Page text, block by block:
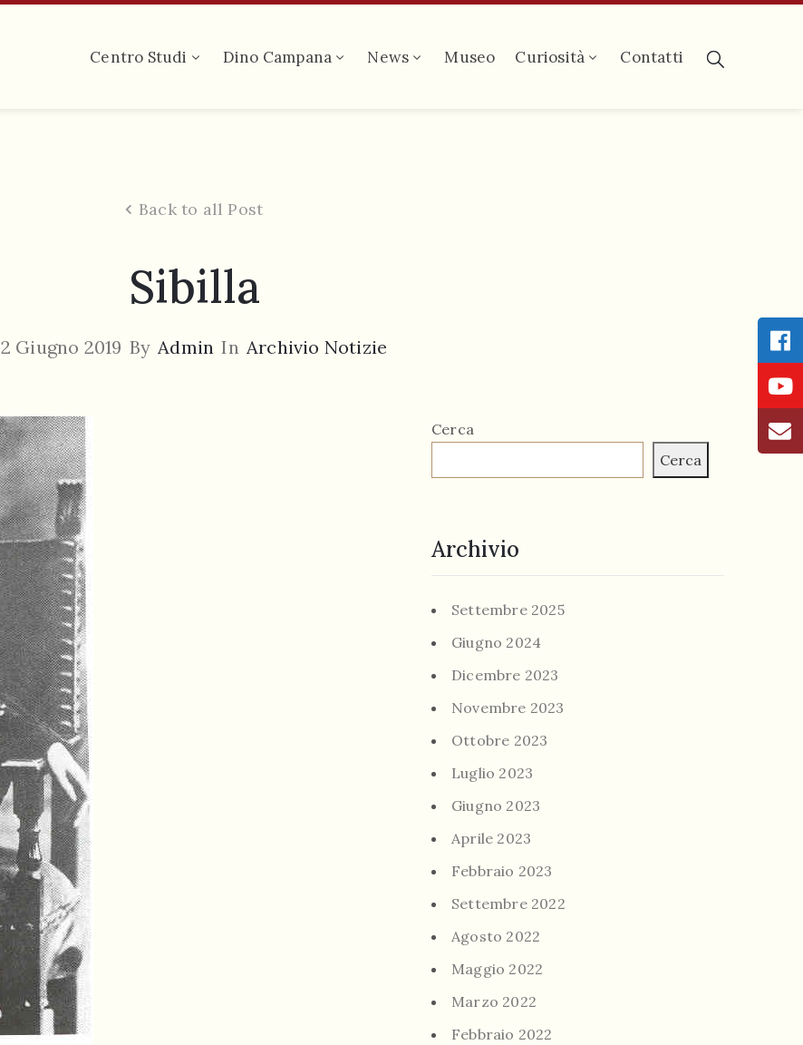
Centro Studi Dino Campana News Museo Curiosità Contatti
Back to all Post
Sibilla
2 Giugno 2019 By Admin In Archivio Notizie
Cerca
Cerca
Archivio
Settembre 2025
Giugno 2024
Dicembre 2023
Novembre 2023
Ottobre 2023
Luglio 2023
Giugno 2023
Aprile 2023
Febbraio 2023
Settembre 2022
Agosto 2022
Maggio 2022
Marzo 2022
Febbraio 2022